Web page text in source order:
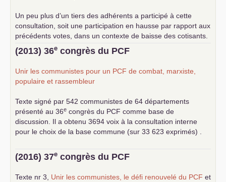
Un peu plus d’un tiers des adhérents a participé à cette
consultation, soit une participation en hausse par rapport aux
précédents votes, dans un contexte de baisse des cotisants.
... lire la suite
(2013) 36e congrès du PCF
Unir les communistes pour un PCF de combat, marxiste,
populaire et rassembleur
Texte signé par 542 communistes de 64 départements
présenté au 36e congrès du PCF comme base de
discussion. Il a obtenu 3694 voix à la consultation interne
pour le choix de la base commune (sur 33 623 exprimés) .
(2016) 37e congrès du PCF
Texte nr 3, Unir les communistes, le défi renouvelé du PCF et